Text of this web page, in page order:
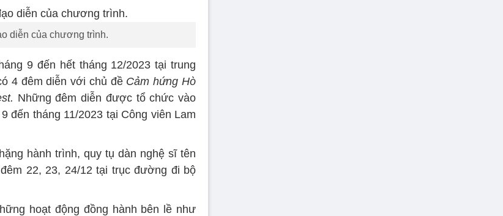
diễn của chương trình.
9 đến hết tháng 12/2023 tại trung
4 đêm diễn với chủ đề Cảm hứng Hò
Những đêm diễn được tổ chức vào
đến tháng 11/2023 tại Công viên Lam
hành trình, quy tụ dàn nghệ sĩ tên
22, 23, 24/12 tại trục đường đi bộ
hoạt động đồng hành bên lề như